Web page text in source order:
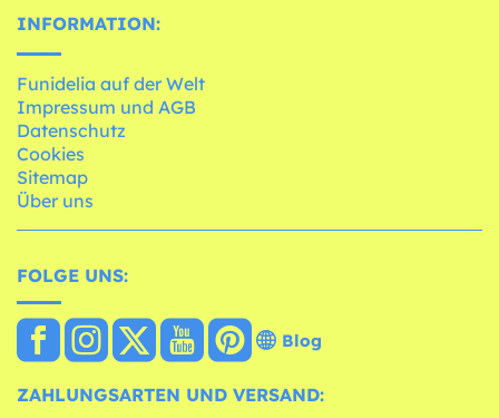
INFORMATION:
Funidelia auf der Welt
Impressum und AGB
Datenschutz
Cookies
Sitemap
Über uns
FOLGE UNS:
Blog
ZAHLUNGSARTEN UND VERSAND: